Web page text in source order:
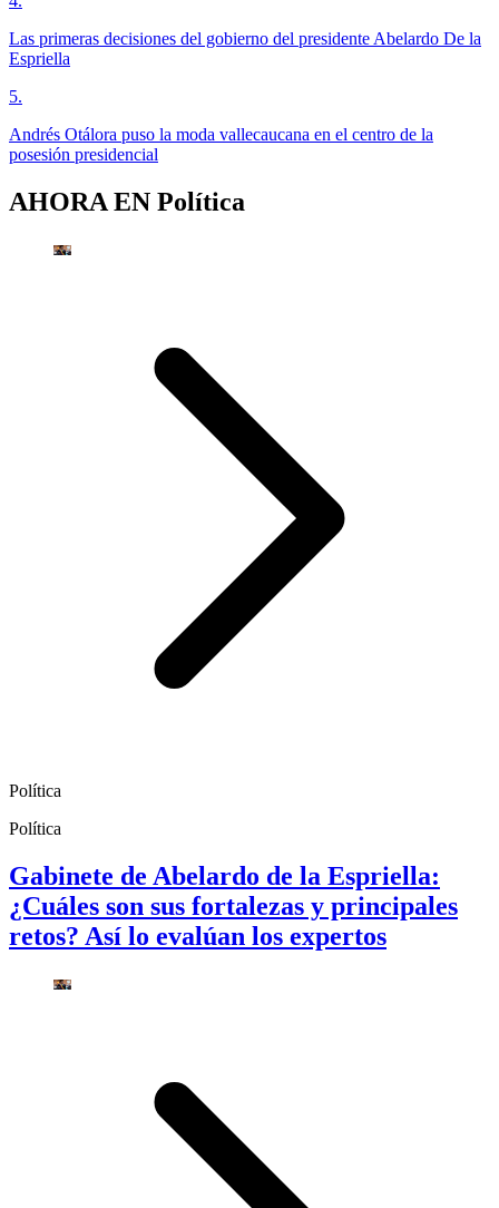
Las primeras decisiones del gobierno del presidente Abelardo De la
Espriella
5.
Andrés Otálora puso la moda vallecaucana en el centro de la
posesión presidencial
AHORA EN Política
Política
Política
Gabinete de Abelardo de la Espriella:
¿Cuáles son sus fortalezas y principales
retos? Así lo evalúan los expertos